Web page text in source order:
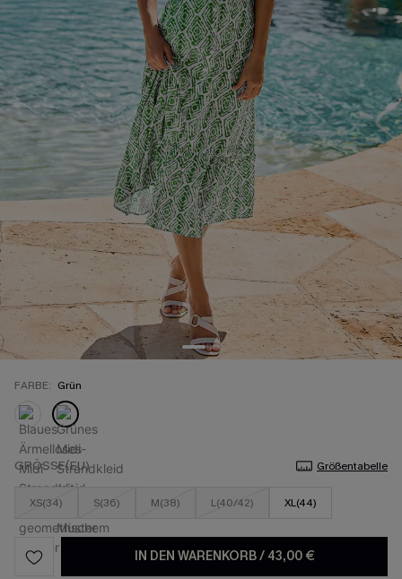
FARBE: Grün
GRÖSSE(EU) Größentabelle
XS(34) S(36) M(38) L(40/42) XL(44)
IN DEN WARENKORB/ 43,00 €